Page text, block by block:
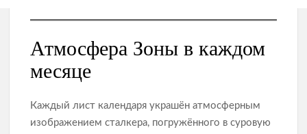
Атмосфера Зоны в каждом
месяце
Каждый лист календаря украшён атмосферным
изображением сталкера, погружённого в суровую